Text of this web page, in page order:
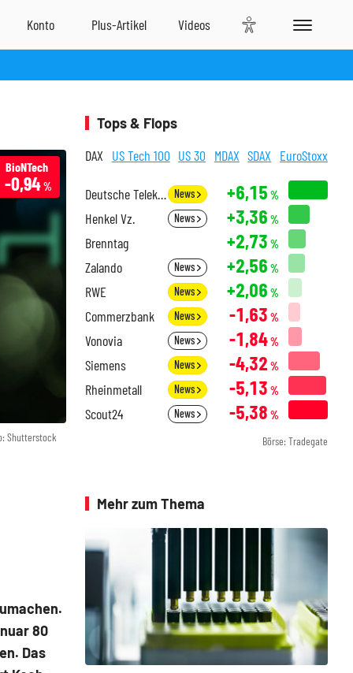
Shutterstock
BioNTech
-0,94%
80
Das
Tops & Flops
DAX US Tech 100 US 30 MDAX SDAX EuroStoxx
Deutsche Telekom News +6,15 %
Henkel Vz. News +3,36 %
Brenntag +2,73 %
Zalando News +2,56 %
RWE News +2,06 %
Commerzbank News -1,63 %
Vonovia News -1,84%
Siemens News -4,32 %
Rheinmetall News -5,13 %
Scout24 News -5,38 %
Börse: Tradegate
Mehr zum Thema